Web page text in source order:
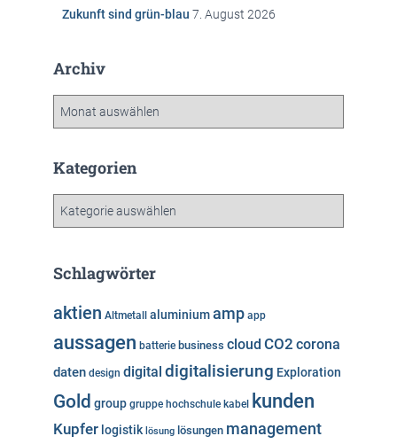
Zukunft sind grün-blau 7. August 2026
Archiv
h
Kategorien
g
r
i
n
Schlagwörter
aktien Altmetall aluminiumamp app
aussagen batterie business cloud CO2 corona
daten design digital digitalisierung Exploration
Gold group gruppe hochschule kabel kunden
Kupfer logistik lösung lösungen management